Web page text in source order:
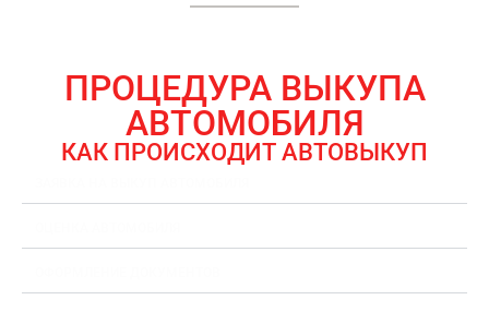
ПРОЦЕДУРА ВЫКУПА
АВТОМОБИЛЯ
КАК ПРОИСХОДИТ АВТОВЫКУП